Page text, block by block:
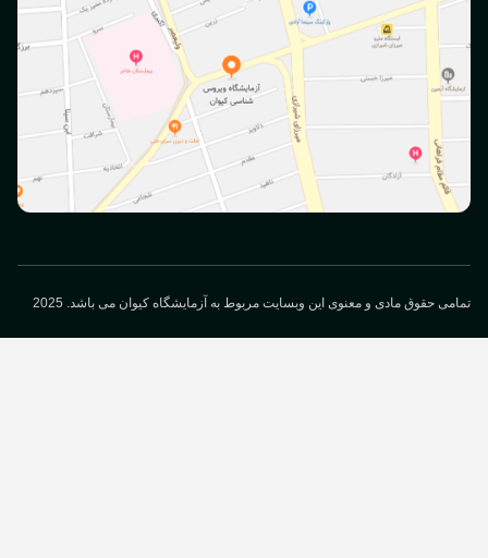
حقوق مادی و معنوی این وبسایت مربوط به آزمایشگاه کیوان می باشد. 2025